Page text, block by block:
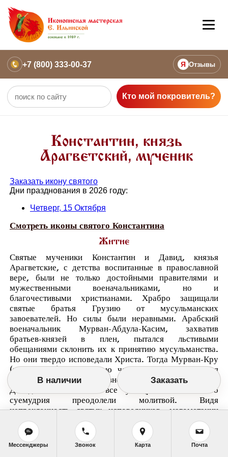
+7 (800) 333-00-37 Я Отзывы
Кто мой покровитель?
Константин, князь
Арагветский, мученик
Заказать икону святого
Дни празднования в 2026 году:
Четверг, 15 Октября
Смотреть иконы святого Константина
Житие
Святые мученики Константин и Давид, князья
Арагветские, с детства воспитанные в православной
вере, были не только достойными правителями и
мужественными военачальниками, но и
благочестивыми христианами. Храбро защищали
святые братья Грузию от мусульманских
завоевателей. Но силы были неравными. Арабский
военачальник Мурван-Абдула-Касим, захватив
братьев-князей в плен, пытался льстивыми
обещаниями склонить их к принятию мусульманства.
Но они твердо исповедали Христа. Тогда Мурван-Кру
(кру глухой) с помощью чародеев хотел добиться
отречения их от православной веры. Но святые братья
Давид и Константин все ухищрения языческого
суемудрия преодолели молитвой. Видя
непреклонность святых исповедников, магометанин
приказал подвергнуть их жестоким мучениям, а затем
утопить в реке Риони (в 740 году). Река вынесла тела
братьев, освещенные тремя столпами света.
Христиане взяли тела святых мучеников из реки и
В наличии Заказать
Мессенджеры Звонок Карта Почта